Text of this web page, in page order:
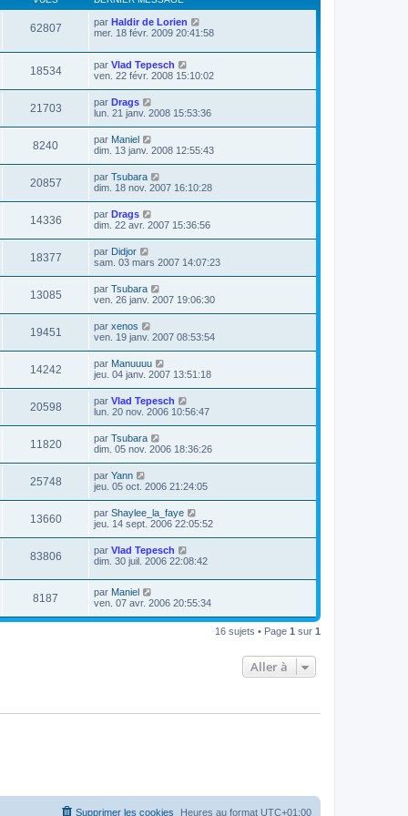
62807 par Haldir de Lorien
mer. 18 févr. 2009 20:41:58
18534 par Vlad Tepesch
ven. 22 févr. 2008 15:10:02
21703 par Drags
lun. 21 janv. 2008 15:53:36
8240 par Maniel
dim. 13 janv. 2008 12:55:43
20857 par Tsubara
dim. 18 nov. 2007 16:10:28
14336 par Drags
dim. 22 avr. 2007 15:36:56
18377 par Didjor
sam. 03 mars 2007 14:07:23
13085 par Tsubara
ven. 26 janv. 2007 19:06:30
19451 par xenos
ven. 19 janv. 2007 08:53:54
14242 par Manuuuu
jeu. 04 janv. 2007 13:51:18
20598 par Vlad Tepesch
lun. 20 nov. 2006 10:56:47
11820 par Tsubara
dim. 05 nov. 2006 18:36:26
25748 par Yann
jeu. 05 oct. 2006 21:24:05
13660 par Shaylee_la_faye
jeu. 14 sept. 2006 22:05:52
83806 par Vlad Tepesch
dim. 30 juil. 2006 22:08:42
8187 par Maniel
ven. 07 avr. 2006 20:55:34
16 sujets • Page 1 sur 1
Aller à
Heures au format UTC+01:00
Supprimer les cookies